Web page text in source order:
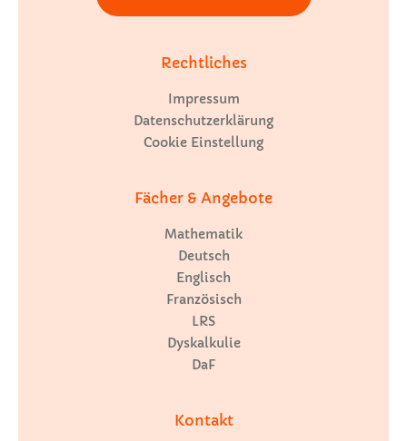
Rechtliches
Impressum
Datenschutzerklärung
Cookie Einstellung
Fächer & Angebote
Mathematik
Deutsch
Englisch
Französisch
LRS
Dyskalkulie
DaF
Kontakt